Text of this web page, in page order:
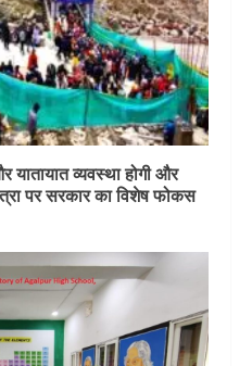
यातायात व्यवस्था होगी और
पर सरकार का विशेष फोकस